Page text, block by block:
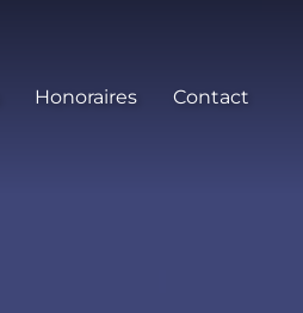
Honoraires Contact